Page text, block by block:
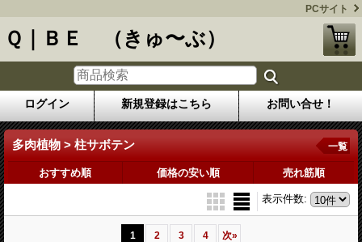
PCサイト
Ｑ｜ＢＥ （きゅ〜ぶ）
ログイン 新規登録はこちら お問い合せ！
多肉植物 > 柱サボテン 一覧
おすすめ順 価格の安い順 売れ筋順
表示件数:
1 2 3 4 次»